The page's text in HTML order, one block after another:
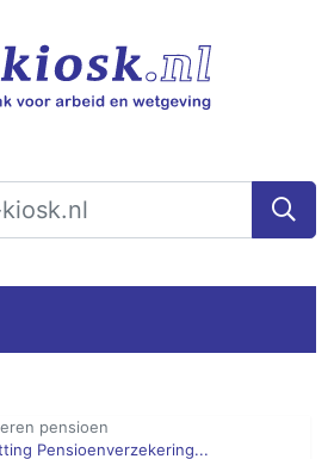
pensioen
Pensioenverzekering...